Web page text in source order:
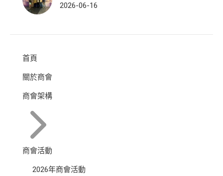
2026-06-16
首頁
關於商會
商會架構
商會活動
2026年商會活動